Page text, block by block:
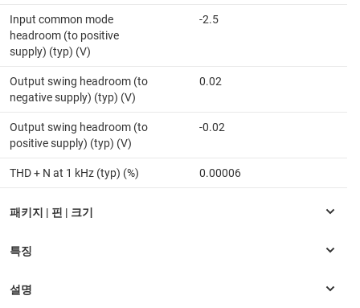
Input common mode
headroom (to positive
supply) (typ) (V)
-2.5
Output swing headroom (to
negative supply) (typ) (V)
0.02
Output swing headroom (to
positive supply) (typ) (V)
-0.02
THD + N at 1 kHz (typ) (%) 0.00006